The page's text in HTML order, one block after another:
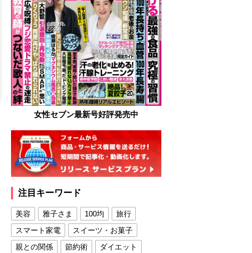
女性セブン最新号好評発売中
注目キーワード
美容 雅子さま 100均
旅行
スマート家電
スイーツ・お菓子
親との関係
節約術
ダイエット